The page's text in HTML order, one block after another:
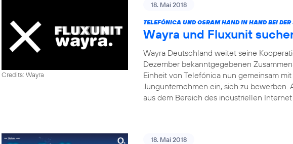
Credits: Wayra
18. Mai 2018
TELEFÓNICA UND OSRAM HAND IN HAND BEI
Wayra und Fluxunit
Wayra Deutschland weitet seine
Dezember bekanntgegebenen
Einheit von Telefónica nun gemeinsam
Jungunternehmen ein, sich zu bewerben.
aus dem Bereich des industriellen
18. Mai 2018